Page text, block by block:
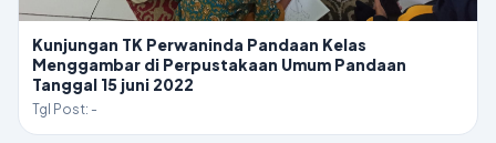
Kunjungan TK Perwaninda Pandaan Kelas
Menggambar di Perpustakaan Umum Pandaan
Tanggal 15 juni 2022
Tgl Post: -